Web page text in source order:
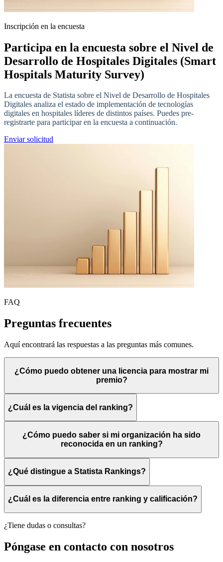
Inscripción en la encuesta
Participa en la encuesta sobre el Nivel de
Desarrollo de Hospitales Digitales (Smart
Hospitals Maturity Survey)
La encuesta de Statista sobre el Nivel de Desarrollo de Hospitales
Digitales analiza el estado de implementación de tecnologías
digitales en hospitales líderes de distintos países. Puedes pre-
registrarte para participar en la encuesta a continuación.
Enviar solicitud
FAQ
Preguntas frecuentes
Aquí encontrará las respuestas a las preguntas más comunes.
¿Cómo puedo obtener una licencia para mostrar mi
premio?
¿Cuál es la vigencia del ranking?
¿Cómo puedo saber si mi organización ha sido
reconocida en un ranking?
¿Qué distingue a Statista Rankings?
¿Cuál es la diferencia entre ranking y calificación?
¿Tiene dudas o consultas?
Póngase en contacto con nosotros